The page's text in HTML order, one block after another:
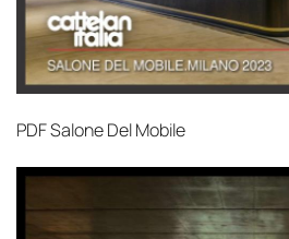
PDFSalone Del Mobile